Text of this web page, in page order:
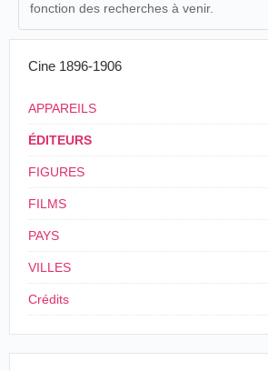
fonction des recherches à venir.
Cine 1896-1906
APPAREILS
ÉDITEURS
FIGURES
FILMS
PAYS
VILLES
Crédits